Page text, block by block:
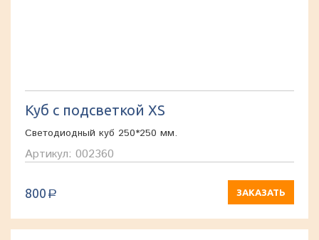
Куб с подсветкой XS
Светодиодный куб 250*250 мм.
Артикул: 002360
800 a ЗАКАЗАТЬ